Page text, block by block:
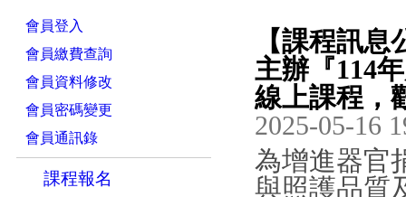
會員登入
會員繳費查詢
會員資料修改
會員密碼變更
會員通訊錄
課程報名
【課程訊
主辦『114
線上課程，
2025-05-16
為增進器官
與照護品質